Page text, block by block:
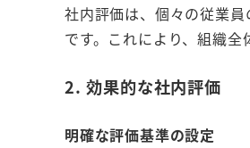
社内評価は、個々の従業
です。これにより、組織
2. 効果的な社内評価
明確な評価基準の設定